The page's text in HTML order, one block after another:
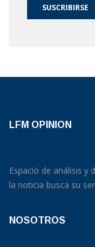
SUSCRIBIRSE
LFM OPINION
Espacio de análisis y
la noticia busca su
NOSOTROS